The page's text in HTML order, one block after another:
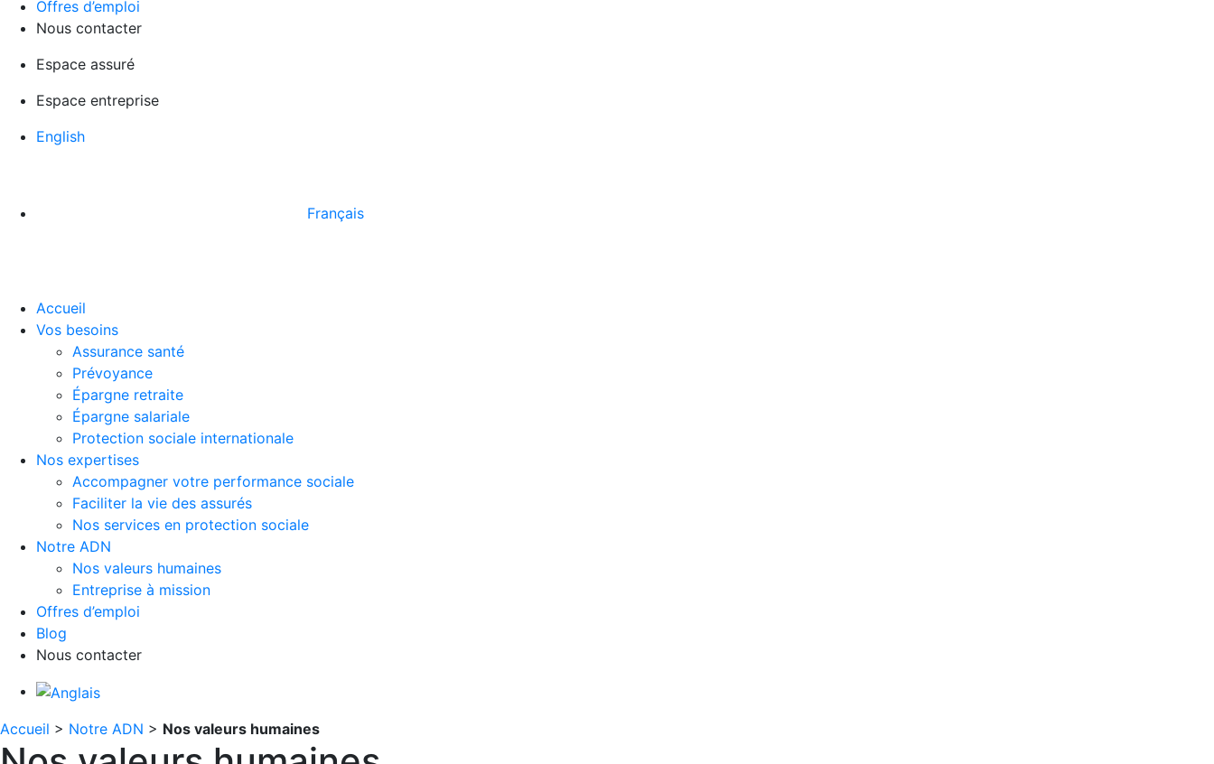
Offres d’emploi
Nous contacter
Espace assuré
Espace entreprise
English
Français
Accueil
Vos besoins
Assurance santé
Prévoyance
Épargne retraite
Épargne salariale
Protection sociale internationale
Nos expertises
Accompagner votre performance sociale
Faciliter la vie des assurés
Nos services en protection sociale
Notre ADN
Nos valeurs humaines
Entreprise à mission
Offres d’emploi
Blog
Nous contacter
Accueil > Notre ADN > Nos valeurs humaines